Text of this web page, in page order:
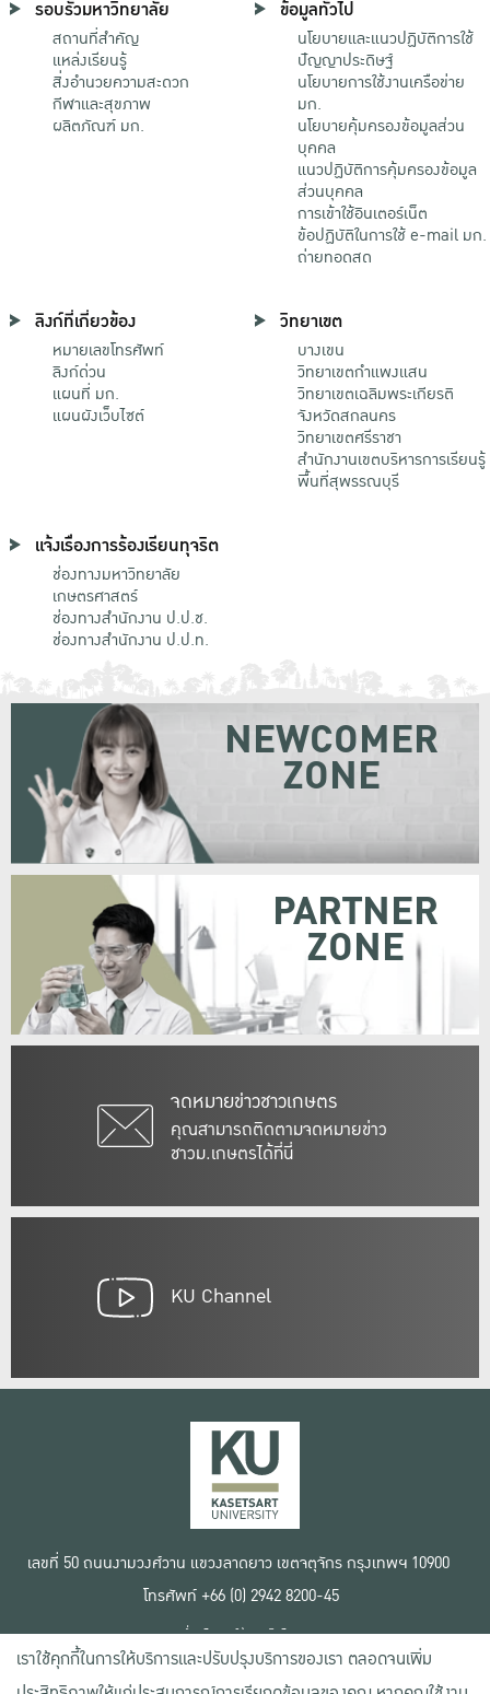
รอบรั้วมหาวิทยาลัย
สถานที่สำคัญ
แหล่งเรียนรู้
สิ่งอำนวยความสะดวก
กีฬาและสุขภาพ
ผลิตภัณฑ์ มก.
ข้อมูลทั่วไป
นโยบายและแนวปฏิบัติการใช้
ปัญญาประดิษฐ์
นโยบายการใช้งานเครือข่าย
มก.
นโยบายคุ้มครองข้อมูลส่วน
บุคคล
แนวปฏิบัติการคุ้มครองข้อมูล
ส่วนบุคคล
การเข้าใช้อินเตอร์เน็ต
ข้อปฏิบัติในการใช้ e-mail มก.
ถ่ายทอดสด
ลิงก์ที่เกี่ยวข้อง
หมายเลขโทรศัพท์
ลิงก์ด่วน
แผนที่ มก.
แผนผังเว็บไซต์
วิทยาเขต
บางเขน
วิทยาเขตกําแพงแสน
วิทยาเขตเฉลิมพระเกียรติ
จังหวัดสกลนคร
วิทยาเขตศรีราชา
สำนักงานเขตบริหารการเรียนรู้
พื้นที่สุพรรณบุรี
แจ้งเรื่องการร้องเรียนทุจริต
ช่องทางมหาวิทยาลัย
เกษตรศาสตร์
ช่องทางสำนักงาน ป.ป.ช.
ช่องทางสำนักงาน ป.ป.ท.
จดหมายข่าวชาวเกษตร
คุณสามารถติดตามจดหมายข่าว
ชาวม.เกษตรได้ที่นี่
NEWCOMER
ZONE
PARTNER
ZONE
KU Channel
เลขที่ 50 ถนนงามวงศ์วาน แขวงลาดยาว เขตจตุจักร กรุงเทพฯ 10900
โทรศัพท์ +66 (0) 2942 8200-45
เงื่อนไขการใช้งานเว็บไซต์
ข้อตกลงด้านสิทธิ์ใช้งาน
นโยบายความเป็นส่วนตัว
เราใช้คุกกี้ในการให้บริการและปรับปรุงบริการของเรา ตลอดจนเพิ่ม